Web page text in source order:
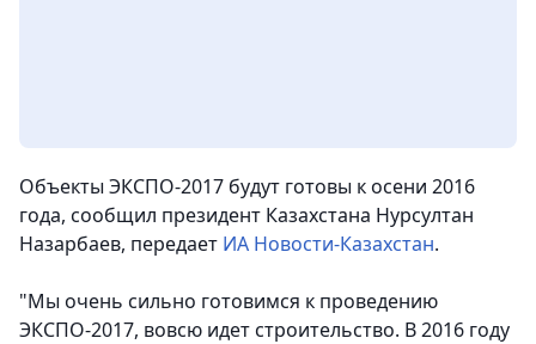
Объекты ЭКСПО-2017 будут готовы к осени 2016
года, сообщил президент Казахстана Нурсултан
Назарбаев, передает ИА Новости-Казахстан.
"Мы очень сильно готовимся к проведению
ЭКСПО-2017, вовсю идет строительство. В 2016 году